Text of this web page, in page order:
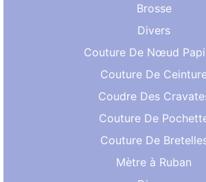
Brosse
Divers
Couture De Nœud
Couture De
Coudre Des
Couture De
Couture De
Mètre à Ruban